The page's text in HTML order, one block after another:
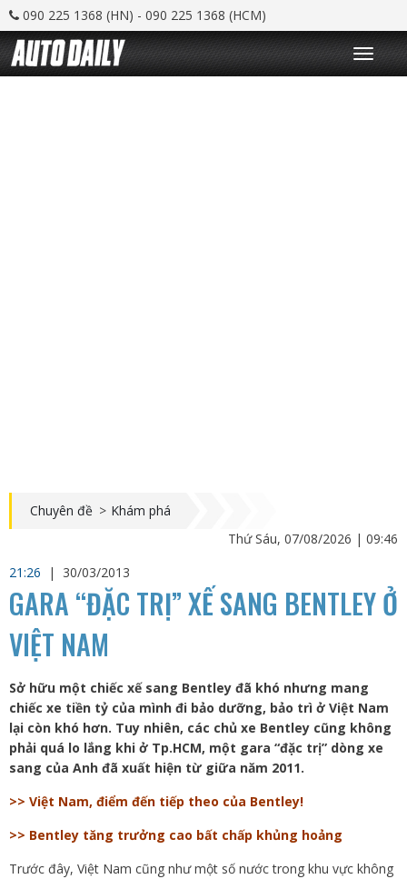
090 225 1368 (HN) - 090 225 1368 (HCM)
T
o
g
Chuyên đề > Khám phá
Thứ Sáu, 07/08/2026 | 09:46
21:26
| 30/03/2013
GARA “ĐẶC TRỊ” XẾ SANG BENTLEY Ở
VIỆT NAM
Sở hữu một chiếc xế sang Bentley đã khó nhưng mang
chiếc xe tiền tỷ của mình đi bảo dưỡng, bảo trì ở Việt Nam
lại còn khó hơn. Tuy nhiên, các chủ xe Bentley cũng không
phải quá lo lắng khi ở Tp.HCM, một gara “đặc trị” dòng xe
sang của Anh đã xuất hiện từ giữa năm 2011.
>> Việt Nam, điểm đến tiếp theo của Bentley!
>> Bentley tăng trưởng cao bất chấp khủng hoảng
Trước đây, Việt Nam cũng như một số nước trong khu vực không